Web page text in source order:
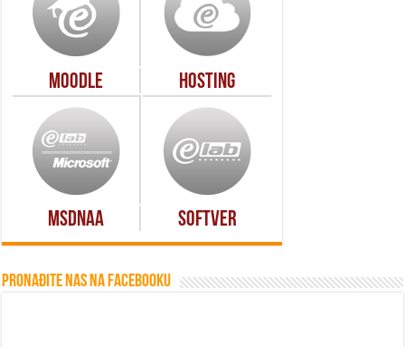
Moodle Hosting
MSDNAA Softver
Pronađite nas na Facebooku